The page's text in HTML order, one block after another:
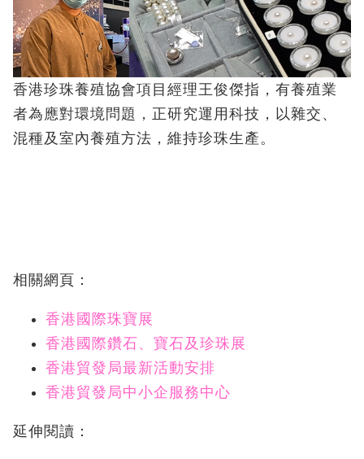
香港珍珠養殖協會項目經理王俊傑指，有養殖業
者為應對環境問題，正研究運用科技，以雜交、
混種及室內養殖方法，維持珍珠生產。
相關網頁：
香港國際珠寶展
香港國際鑽石、寶石及珍珠展
香港貿發局最新活動安排
香港貿發局中小企服務中心
延伸閱讀：